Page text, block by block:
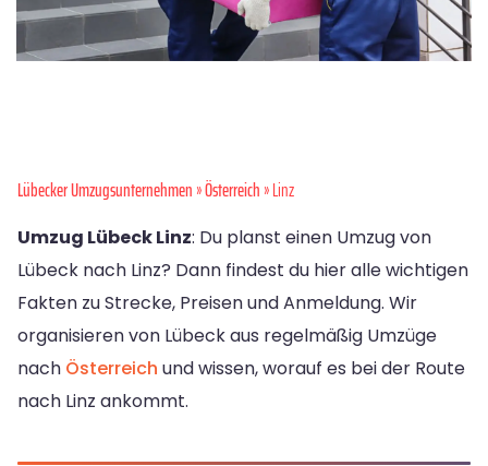
Lübecker Umzugsunternehmen»Österreich» Linz
Umzug Lübeck Linz: Du planst einen Umzug von
Lübeck nach Linz? Dann findest du hier alle wichtigen
Fakten zu Strecke, Preisen und Anmeldung. Wir
organisieren von Lübeck aus regelmäßig Umzüge
nach Österreich und wissen, worauf es bei der Route
nach Linz ankommt.